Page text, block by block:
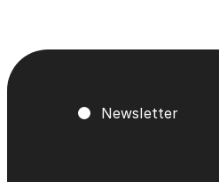
Newsletter